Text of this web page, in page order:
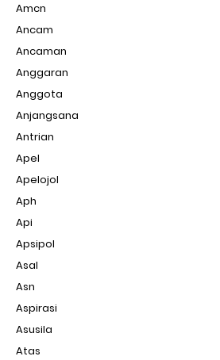
Amcn
Ancam
Ancaman
Anggaran
Anggota
Anjangsana
Antrian
Apel
Apelojol
Aph
Api
Apsipol
Asal
Asn
Aspirasi
Asusila
Atas